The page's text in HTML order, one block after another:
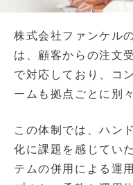
株式会社ファンケル
は、顧客からの注文
で対応しており、コ
ームも拠点ごとに別
この体制では、ハン
化に課題を感じてい
テムの併用による運